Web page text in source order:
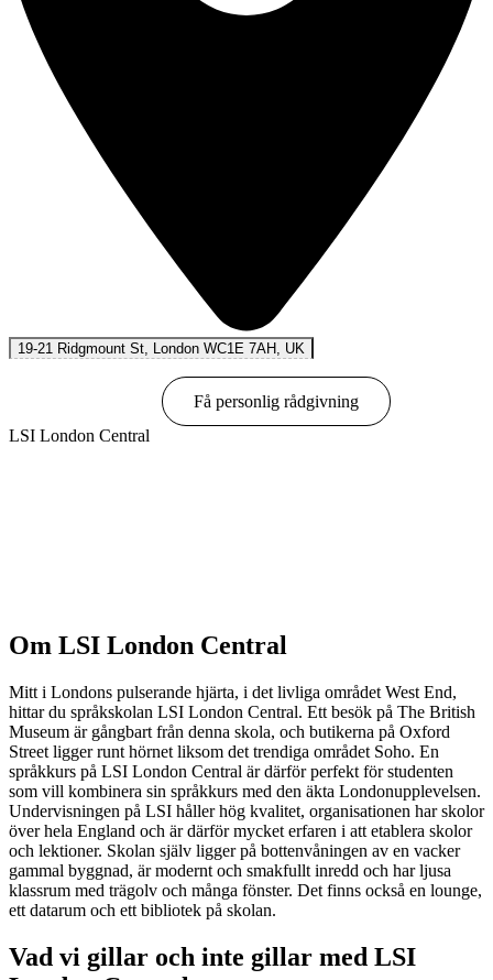
19-21 Ridgmount St, London WC1E 7AH, UK
Få personlig rådgivning
LSI London Central
Om LSI London Central
Mitt i Londons pulserande hjärta, i det livliga området West End,
hittar du språkskolan LSI London Central. Ett besök på The British
Museum är gångbart från denna skola, och butikerna på Oxford
Street ligger runt hörnet liksom det trendiga området Soho. En
språkkurs på LSI London Central är därför perfekt för studenten
som vill kombinera sin språkkurs med den äkta Londonupplevelsen.
Undervisningen på LSI håller hög kvalitet, organisationen har skolor
över hela England och är därför mycket erfaren i att etablera skolor
och lektioner. Skolan själv ligger på bottenvåningen av en vacker
gammal byggnad, är modernt och smakfullt inredd och har ljusa
klassrum med trägolv och många fönster. Det finns också en lounge,
ett datarum och ett bibliotek på skolan.
Vad vi gillar och inte gillar med LSI